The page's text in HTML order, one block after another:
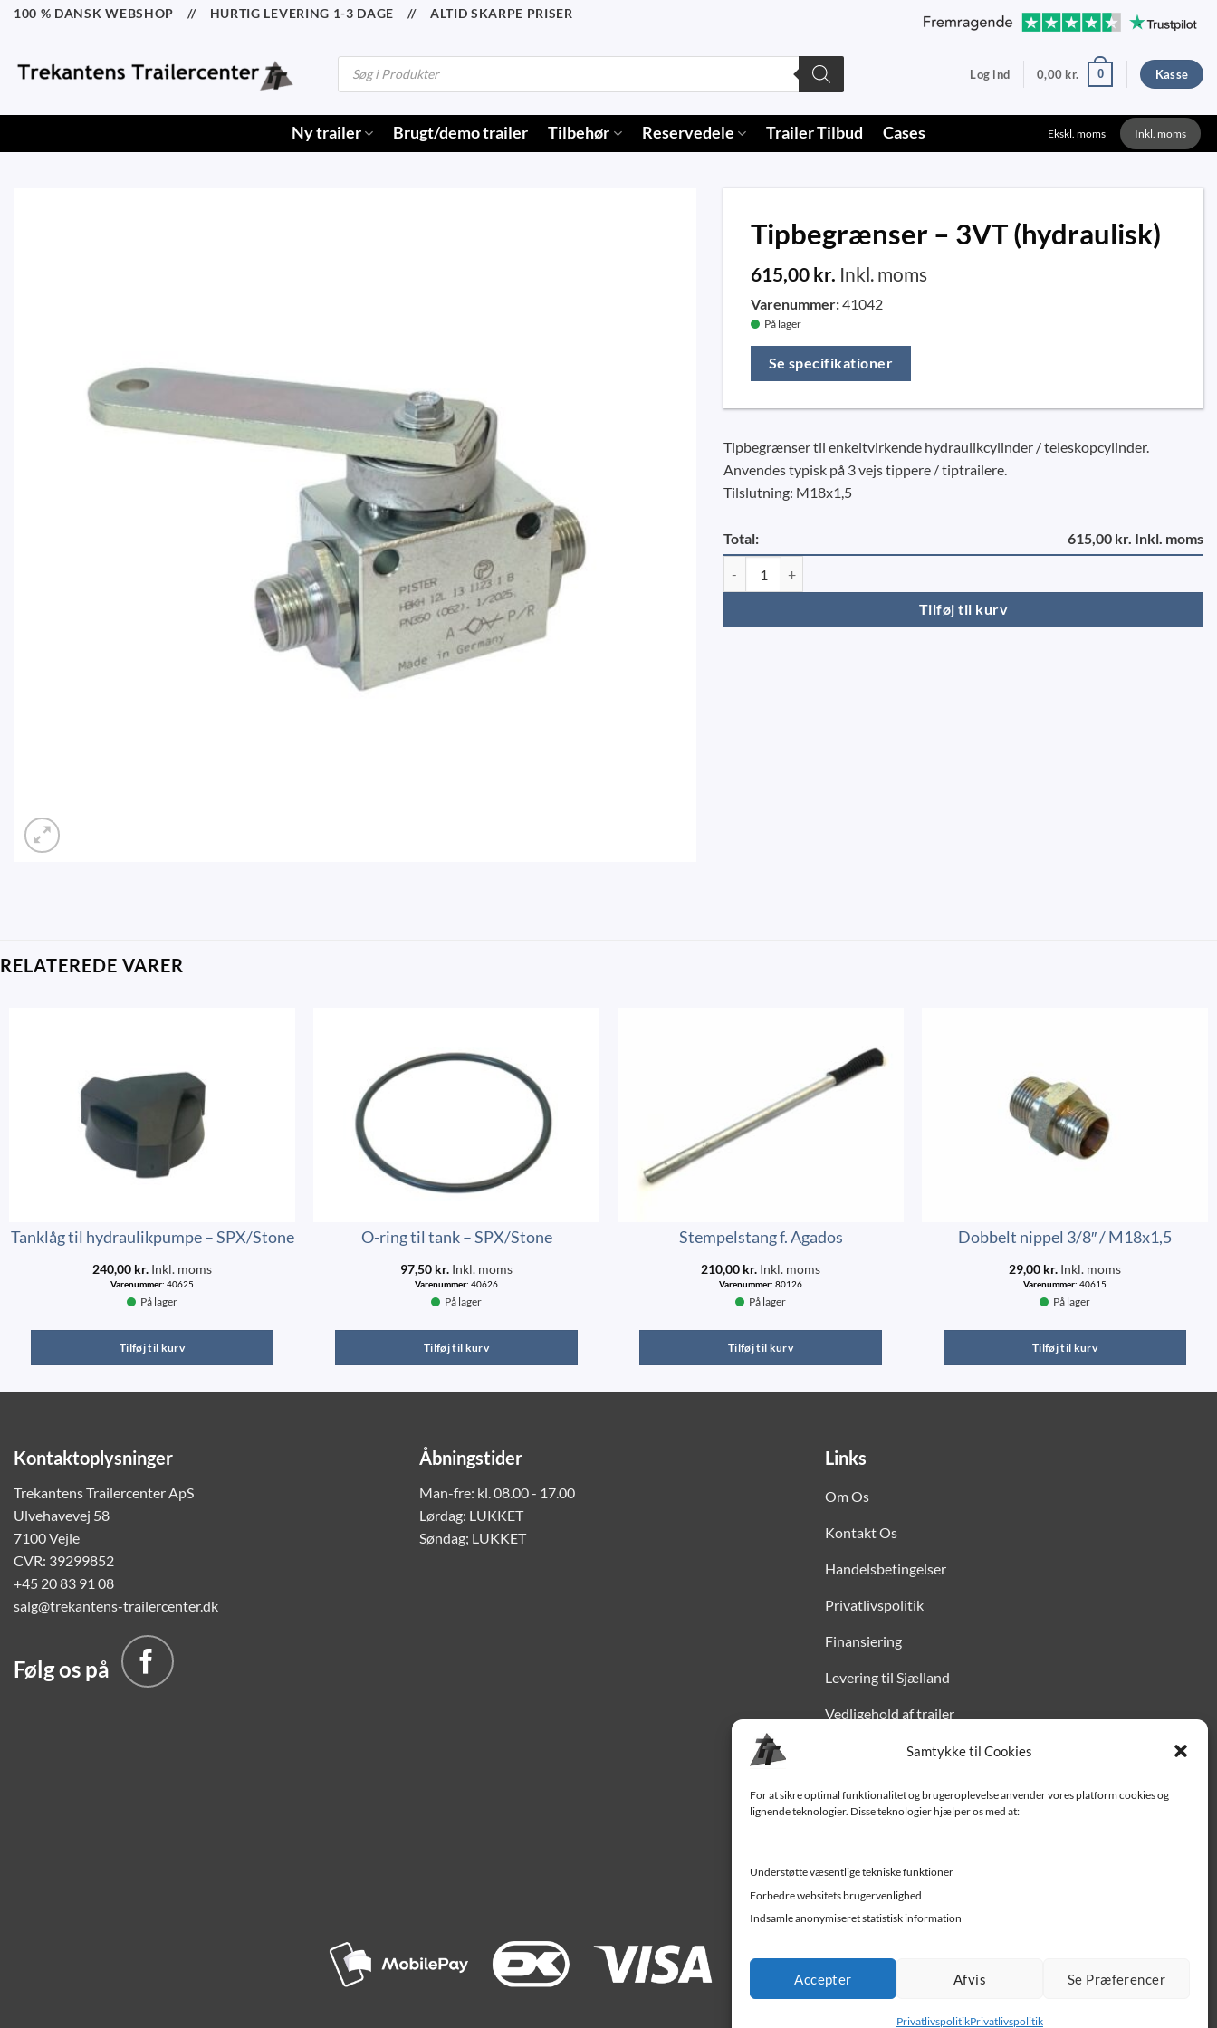
Samtykke til Cookies
For at sikre optimal funktionalitet og brugeroplevelse anvender vores platform cookies og
lignende teknologier. Disse teknologier hjælper os med at:
Understøtte væsentlige tekniske funktioner
Forbedre websitets brugervenlighed
Indsamle anonymiseret statistisk information
Accepter Afvis Se Præferencer
PrivatlivspolitikPrivatlivspolitik
Fortsæt
100 % DANSK WEBSHOP // HURTIG LEVERING 1-3 DAGE // ALTID SKARPE PRISER
Products
search
Log ind 0,00 kr. 0 Kasse
Ny trailer Brugt/demo trailer Tilbehør Reservedele Trailer Tilbud Cases Ekskl. moms Inkl. moms
Tipbegrænser – 3VT (hydraulisk)
615,00 kr. Inkl. moms
Varenummer:41042
På lager
Se specifikationer
Tipbegrænser til enkeltvirkende hydraulikcylinder / teleskopcylinder.
Anvendes typisk på 3 vejs tippere / tiptrailere.
Tilslutning: M18x1,5
Total: 615,00 kr. Inkl. moms
Tilføj til kurv
RELATEREDE VARER
Tanklåg til hydraulikpumpe – SPX/Stone
240,00 kr. Inkl. moms
Varenummer: 40625
På lager
Tilføj til kurv
O-ring til tank – SPX/Stone
97,50 kr. Inkl. moms
Varenummer: 40626
På lager
Tilføj til kurv
Stempelstang f. Agados
210,00 kr. Inkl. moms
Varenummer: 80126
På lager
Tilføj til kurv
Dobbelt nippel 3/8″ / M18x1,5
29,00 kr. Inkl. moms
Varenummer: 40615
På lager
Tilføj til kurv
Kontaktoplysninger
Trekantens Trailercenter ApS
Ulvehavevej 58
7100 Vejle
CVR: 39299852
+45 20 83 91 08
salg@trekantens-trailercenter.dk
Følg os på
Åbningstider
Man-fre: kl. 08.00 - 17.00
Lørdag: LUKKET
Søndag; LUKKET
Links
Om Os
Kontakt Os
Handelsbetingelser
Privatlivspolitik
Finansiering
Levering til Sjælland
Vedligehold af trailer
Trailer-hjælp og FAQ
Job/ledige stillinger